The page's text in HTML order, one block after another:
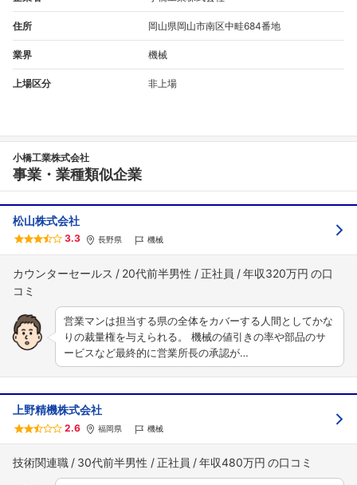
住所 岡山県岡山市南区中畦684番地
業界 機械
上場区分 非上場
小橋工業株式会社
事業・業種類似企業
松山株式会社
3.3 長野県 機械
カウンターセールス 20代前半男性 正社員 年収320万円
営業マンは担当する県の全体をカバーする人間としてかな
りの裁量権を与えられる。 機械の値引きの率や部品のサ
ービスなど最終的に営業所長の承認が…
上野精機株式会社
2.6 福岡県 機械
技術関連職 30代前半男性 正社員 年収480万円